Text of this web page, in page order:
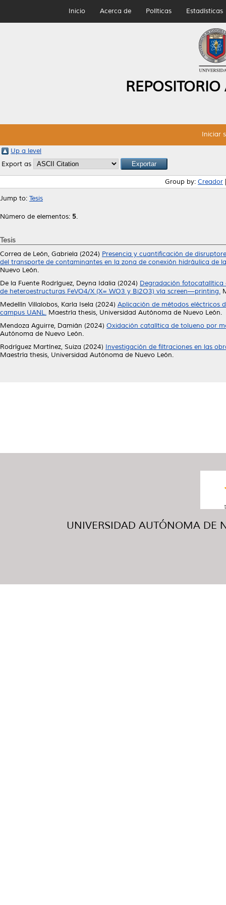
Inicio Acerca de Políticas Estadísticas
Iniciar
Up a level
Export as
Group by: Creador
Jump to: Tesis
Número de elementos: 5.
Tesis
Correa de León, Gabriela (2024) Presencia y cuantificación de
del transporte de contaminantes en la zona de conexión hidráulica de
Nuevo León.
De la Fuente Rodríguez, Deyna Idalia (2024) Degradación fotocatalítica
de heteroestructuras FeVO4/X (X= WO3 y Bi2O3) vía screen—printing.
Medellín Villalobos, Karla Isela (2024) Aplicación de métodos eléctricos
campus UANL. Maestría thesis, Universidad Autónoma de Nuevo León.
Mendoza Aguirre, Damián (2024) Oxidación catalítica de tolueno por
Autónoma de Nuevo León.
Rodríguez Martínez, Suiza (2024) Investigación de filtraciones en las
Maestría thesis, Universidad Autónoma de Nuevo León.
UNIVERSIDAD AUTÓNOMA DE